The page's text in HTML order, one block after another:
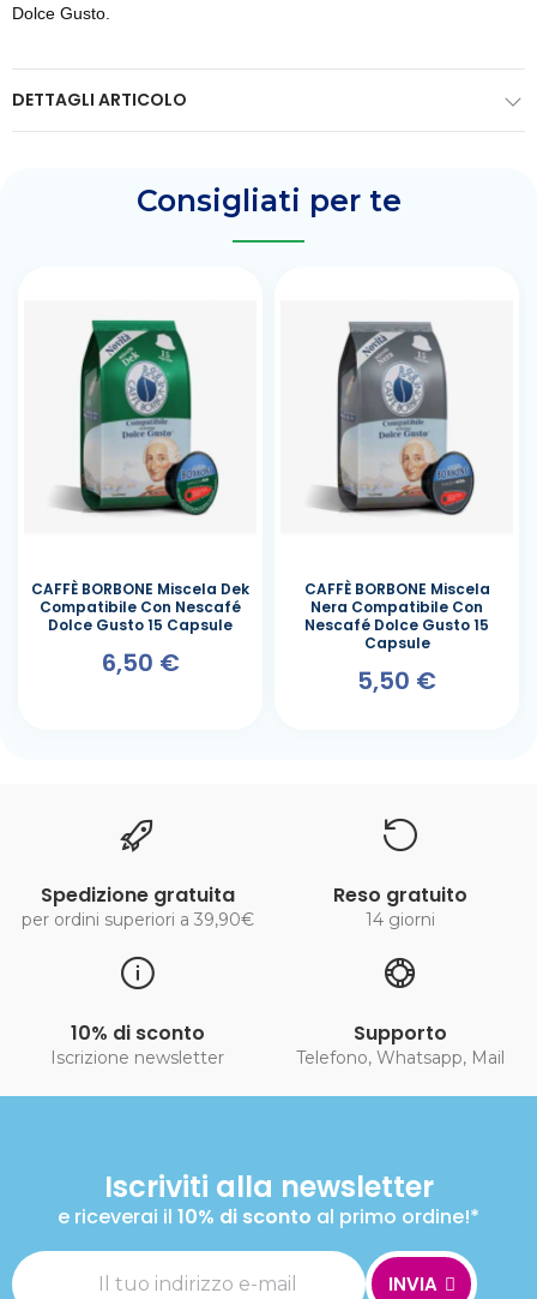
Dolce Gusto.
DETTAGLI ARTICOLO
Consigliati per te
CAFFÈ BORBONE Miscela Dek
Compatibile Con Nescafé
Dolce Gusto 15 Capsule
6,50 €
CAFFÈ BORBONE Miscela
Nera Compatibile Con
Nescafé Dolce Gusto 15
Capsule
5,50 €
Spedizione gratuita
per ordini superiori a 39,90€
Reso gratuito
14 giorni
10% di sconto
Iscrizione newsletter
Supporto
Telefono, Whatsapp, Mail
Iscriviti alla newsletter
e riceverai il 10% di sconto al primo ordine!*
INVIA